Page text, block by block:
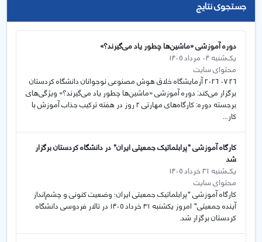
جستجوی نتایج
دوره آموزشی «ماشین‌ها چطور یاد می‌گیرند؟»
یک‌شنبه 04 مرداد 1405
محتوای سایت
26 07 2026 آزمایشگاه خلاق هوش مصنوعی نوجوانان دانشگاه کردستان
برگزار می‌کند: دوره آموزشی «ماشین‌ها چطور یاد می‌گیرند؟» ویژگی‌های
برجسته دوره: کارگاه‌های مهارتی ۲ روز در هفته ترکیب جذاب آموزش با
کار...
کارگاه آموزشی "پرابلماتیک جمعیتی ایران" در دانشگاه کردستان برگزار
شد
یک‌شنبه 31 خرداد 1405
محتوای سایت
کارگاه آموزشی "پرابلماتیک جمعیتی ایران؛ وضعیت کنونی و چشم‌انداز
آینده جمعیتی" امروز یکشنبه ۳۱ خرداد ۱۴۰۵ در تالار فردوسی دانشگاه
کردستان برگزار شد.